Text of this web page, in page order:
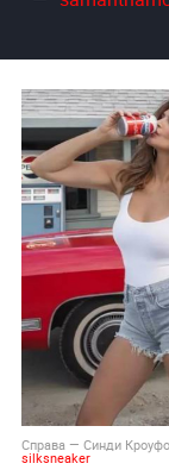
Справа — Синди
silksneaker